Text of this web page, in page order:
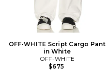
OFF-WHITE Script Cargo Pant
in White
OFF-WHITE
$675